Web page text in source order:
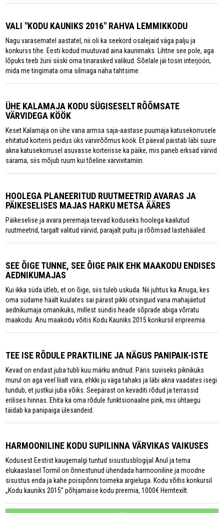
VALI "KODU KAUNIKS 2016" RAHVA LEMMIKKODU
Nagu varasematel aastatel, nii oli ka seekord osalejaid väga palju ja
konkurss tihe. Eesti kodud muutuvad aina kaunimaks. Lihtne see pole, aga
lõpuks teeb žürii siiski oma tinarasked valikud. Sõelale jäi tosin interjööri,
mida me tingimata oma silmaga näha tahtsime.
ÜHE KALAMAJA KODU SÜGISESELT RÕÕMSATE
VÄRVIDEGA KÖÖK
Keset Kalamaja on ühe vana armsa saja-aastase puumaja katusekorrusele
ehitatud korteris peidus üks värvirõõmus köök. Et päeval paistab läbi suure
akna katusekorrusel asuvasse korterisse ka päike, mis paneb erksad värvid
särama, siis mõjub ruum kui tõeline värvivitamiin.
HOOLEGA PLANEERITUD RUUTMEETRID AVARAS JA
PÄIKESELISES MAJAS HARKU METSA ÄÄRES
Päikeselise ja avara peremaja teevad koduseks hoolega kaalutud
ruutmeetrid, targalt valitud värvid, parajalt puitu ja rõõmsad lastehääled.
SEE ÕIGE TUNNE, SEE ÕIGE PAIK EHK MAAKODU ENDISES
AEDNIKUMAJAS
Kui ikka süda ütleb, et on õige, siis tuleb uskuda. Nii juhtus ka Anuga, kes
oma südame häält kuulates sai pärast pikki otsinguid vana mahajäetud
aednikumaja omanikuks, millest sündis heade sõprade abiga võrratu
maakodu. Anu maakodu võitis Kodu Kauniks 2015 konkursil eripreemia.
TEE ISE RÕDULE PRAKTILINE JA NÄGUS PANIPAIK-ISTE
Kevad on endast juba tubli kuu märku andnud. Päris suviseks piknikuks
murul on aga veel liialt vara, ehkki ju väga tahaks ja läbi akna vaadates isegi
tundub, et justkui juba võiks. Seepärast on kevaditi rõdud ja terrassid
erilises hinnas. Ehita ka oma rõdule funktsionaalne pink, mis ühtaegu
täidab ka panipaiga ülesandeid.
HARMOONILINE KODU SUPILINNA VÄRVIKAS VAIKUSES
Kodusest Eestist kaugemalgi tuntud sisustusblogijal Anul ja tema
elukaaslasel Tormil on õnnestunud ühendada harmooniline ja moodne
sisustus enda ja kahe poisipõnni toimeka argieluga. Kodu võitis konkursil
„Kodu kauniks 2015” põhjamaise kodu preemia, 1000€ Hemtexilt.